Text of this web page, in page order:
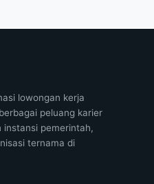
lowongan kerja
peluang karier
instansi pemerintah,
ternama di